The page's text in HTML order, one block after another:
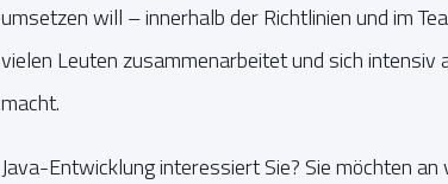
umsetzen will – innerhalb der Richtlinien und im
vielen Leuten zusammenarbeitet und sich intensiv
macht.
Java-Entwicklung interessiert Sie? Sie möchten